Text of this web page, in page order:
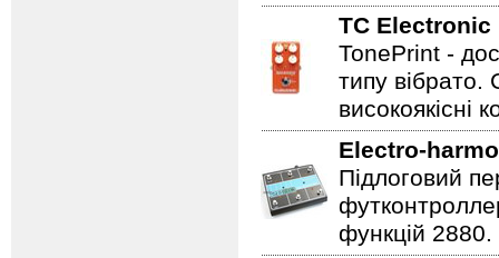
TC Electronic
TonePrint -
типу вібрато.
високоякісні
Electro-
Підлоговий
функцій 2880.